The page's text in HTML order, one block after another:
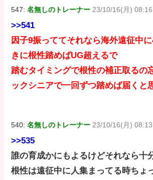
547:名無しのトレーナー 23/10/16(月)
>>541
因子9振っててそれなら海外遠征中
きに根性踏めばUG超えるで
踏むタイミングで根性の補正取るの
ックシニアで一回ずつ踏めば届くと
540:名無しのトレーナー 23/10/16(月)
>>535
誰の育成かにもよるけどそれなら十
根性は遠征中に人集まってる時ちょ